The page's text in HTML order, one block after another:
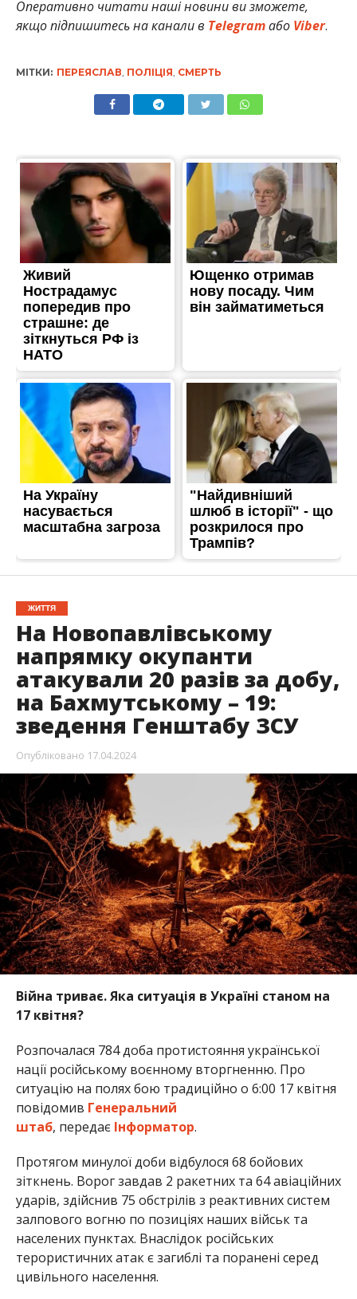
Оперативно читати наші новини ви зможете,
якщо підпишитесь на канали в Telegramабо Viber.
МІТКИ: ПЕРЕЯСЛАВ ПОЛІЦІЯ СМЕРТЬ
ЖИТТЯ
На Новопавлівському
напрямку окупанти
атакували 20 разів за добу,
на Бахмутському – 19:
зведення Генштабу ЗСУ
Опубліковано 17.04.2024
Війна триває. Яка ситуація в Україні станом на
17 квітня?
Розпочалася 784 доба протистояння української
нації російському воєнному вторгненню. Про
ситуацію на полях бою традиційно о 6:00 17 квітня
повідомив Генеральний
штаб, передає Інформатор.
Протягом минулої доби відбулося 68 бойових
зіткнень. Ворог завдав 2 ракетних та 64 авіаційних
ударів, здійснив 75 обстрілів з реактивних систем
залпового вогню по позиціях наших військ та
населених пунктах. Внаслідок російських
терористичних атак є загиблі та поранені серед
цивільного населення.